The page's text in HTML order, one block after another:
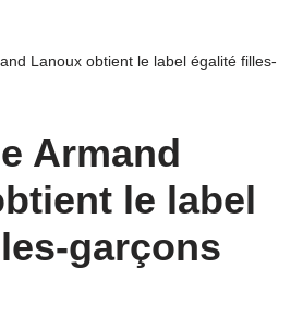
Lanoux obtient le label égalité filles-
Armand
le label
garçons